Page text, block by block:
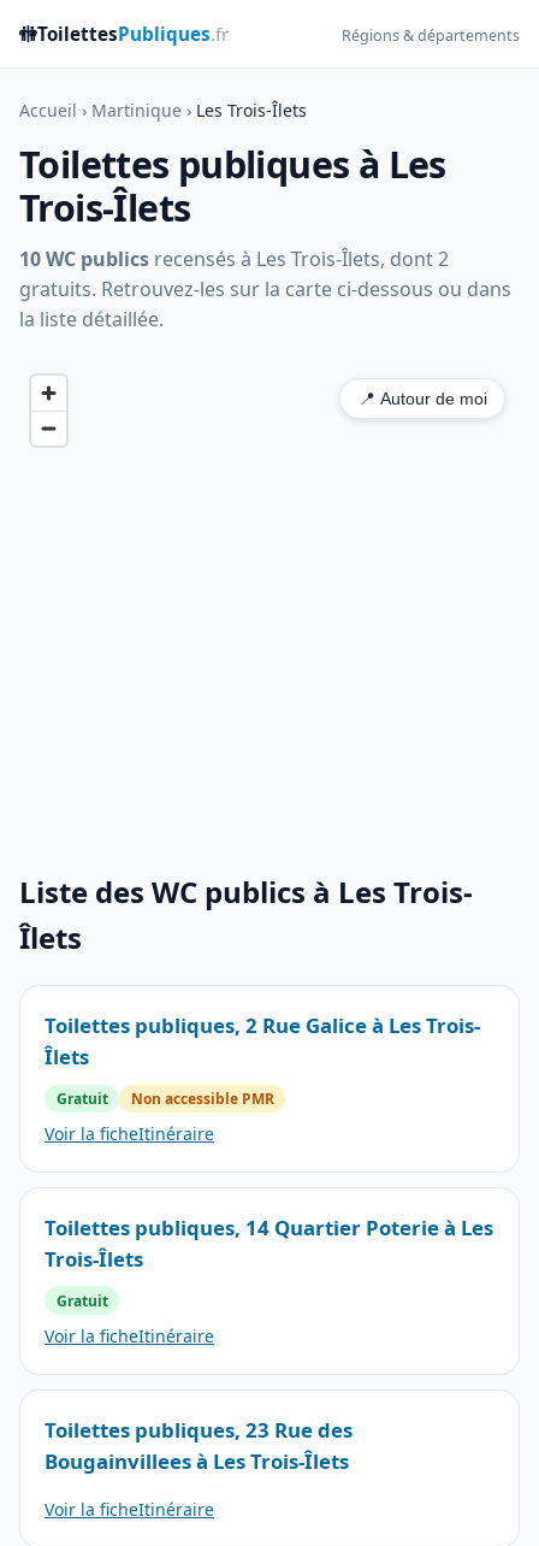
🚻ToilettesPubliques.fr Régions & départements
Accueil › Martinique › Les Trois-Îlets
Toilettes publiques à Les
Trois-Îlets
10 WC publics recensés à Les Trois-Îlets, dont 2
gratuits. Retrouvez-les sur la carte ci-dessous ou dans
la liste détaillée.
📍 Autour de moi
Liste des WC publics à Les Trois-
Îlets
Toilettes publiques, 2 Rue Galice à Les Trois-
Îlets
Gratuit Non accessible PMR
Voir la ficheItinéraire
Toilettes publiques, 14 Quartier Poterie à Les
Trois-Îlets
Gratuit
Voir la ficheItinéraire
Toilettes publiques, 23 Rue des
Bougainvillees à Les Trois-Îlets
Voir la ficheItinéraire